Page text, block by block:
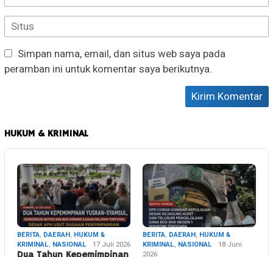
Simpan nama, email, dan situs web saya pada
peramban ini untuk komentar saya berikutnya.
HUKUM & KRIMINAL
BERITA, DAERAH, HUKUM &
KRIMINAL, NASIONAL 17 Juli 2026
BERITA, DAERAH, HUKUM &
KRIMINAL, NASIONAL
18 Juni
2026